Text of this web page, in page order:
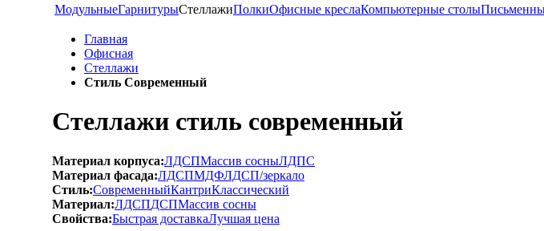
МодульныеГарнитурыСтеллажиПолкиОфисные креслаКомпьютерные столы
Главная
Офисная
Стеллажи
Стиль Современный
Стеллажи стиль современный
Материал корпуса:ЛДСПМассив сосныЛДПС
Материал фасада:ЛДСПМДФЛДСП/зеркало
Стиль:СовременныйКантриКлассический
Материал:ЛДСПДСПМассив сосны
Свойства:Быстрая доставкаЛучшая цена